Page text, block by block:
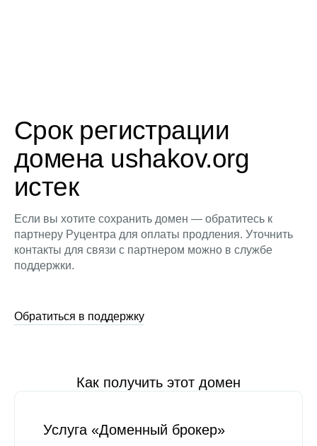
Срок регистрации
домена ushakov.org
истек
Если вы хотите сохранить домен — обратитесь к
партнеру Руцентра для оплаты продления. Уточнить
контакты для связи с партнером можно в службе
поддержки.
Обратиться в поддержку
Как получить этот домен
Услуга «Доменный брокер»